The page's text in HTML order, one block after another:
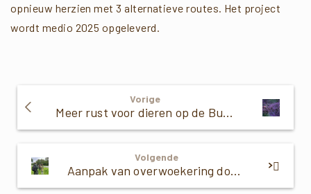
opnieuw herzien met 3 alternatieve routes. Het project
wordt medio 2025 opgeleverd.
Verder
Lezen
Vorige
Meer rust voor dieren op de Bussummer- en Westerheide: enkele toegangshekken verdwijnen
Volgende
Aanpak van overwoekering door Japanse duizendknoop